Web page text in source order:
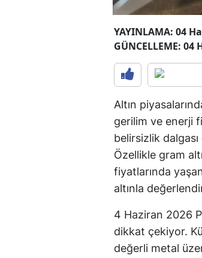
YAYINLAMA: 04
GÜNCELLEME: 04
Altın
gerilim ve enerji
belirsizlik
Özellikle gram
fiyatlarında
altınla
4 Haziran 2026
dikkat çekiyor.
değerli metal